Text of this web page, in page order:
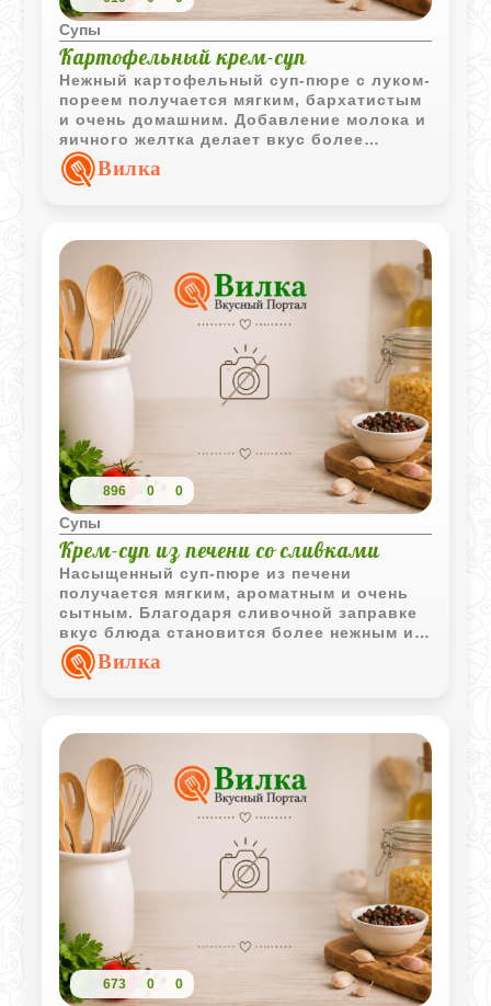
Супы
Картофельный крем-суп
Нежный картофельный суп-пюре с луком-
пореем получается мягким, бархатистым
и очень домашним. Добавление молока и
яичного желтка делает вкус более
сливочным и деликатным.
Вилка
896 0 0
Супы
Крем-суп из печени со сливками
Насыщенный суп-пюре из печени
получается мягким, ароматным и очень
сытным. Благодаря сливочной заправке
вкус блюда становится более нежным и
сбалансированным.
Вилка
673 0 0